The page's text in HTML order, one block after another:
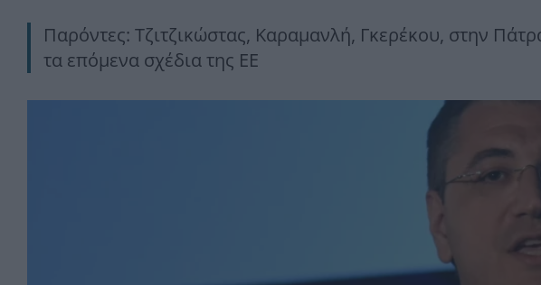
Παρόντες: Τζιτζικώστας, Καραμανλή, Γκερέκου, στην
τα επόμενα σχέδια της ΕΕ